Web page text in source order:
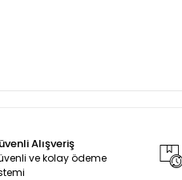
Alışveriş
ve kolay ödeme